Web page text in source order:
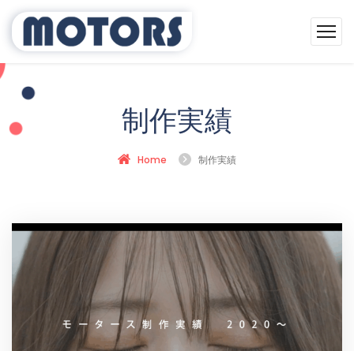
制作実績
Home 制作実績